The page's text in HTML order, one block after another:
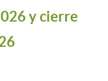
y cierre